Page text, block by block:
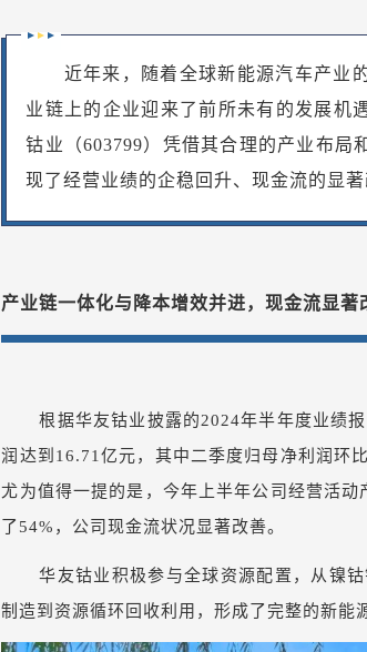
近年来，随着全球新能源汽车产业
业链上的企业迎来了前所未有的发展机
钴业（603799）凭借其合理的产业布局
现了经营业绩的企稳回升、现金流的显
产业链一体化与降本增效并进，现金流显著
根据华友钴业披露的2024年半年度业绩
润达到16.71亿元，其中二季度归母净利润环
尤为值得一提的是，今年上半年公司经营活
了54%，公司现金流状况显著改善。
华友钴业积极参与全球资源配置，从镍
制造到资源循环回收利用，形成了完整的新能